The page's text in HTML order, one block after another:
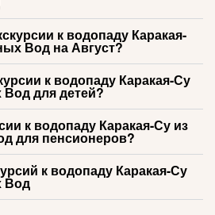
к водопаду Каракая-
Вод на Август?
к водопаду Каракая-Су
для детей?
к водопаду Каракая-Су из
для пенсионеров?
к водопаду Каракая-Су
Вод